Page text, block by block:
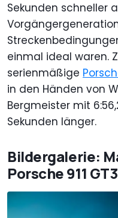
Sekunden schneller
einmal ideal waren.
serienmäßige
in den Händen von
Bergmeister mit
Sekunden länger.
Bildergalerie:
Porsche 911